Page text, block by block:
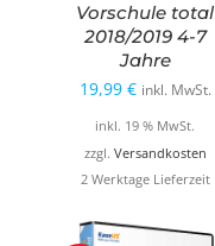
Vorschule total
2018/2019 4-7
Jahre
19,99 € inkl. MwSt.
inkl. 19 % MwSt.
zzgl. Versandkosten
2 Werktage Lieferzeit